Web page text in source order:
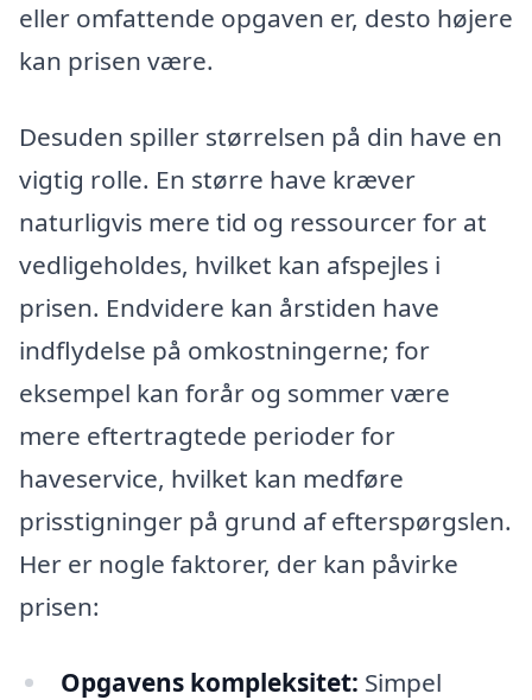
eller omfattende opgaven er, desto højere
kan prisen være.
Desuden spiller størrelsen på din have en
vigtig rolle. En større have kræver
naturligvis mere tid og ressourcer for at
vedligeholdes, hvilket kan afspejles i
prisen. Endvidere kan årstiden have
indflydelse på omkostningerne; for
eksempel kan forår og sommer være
mere eftertragtede perioder for
haveservice, hvilket kan medføre
prisstigninger på grund af efterspørgslen.
Her er nogle faktorer, der kan påvirke
prisen:
Opgavens kompleksitet: Simpel